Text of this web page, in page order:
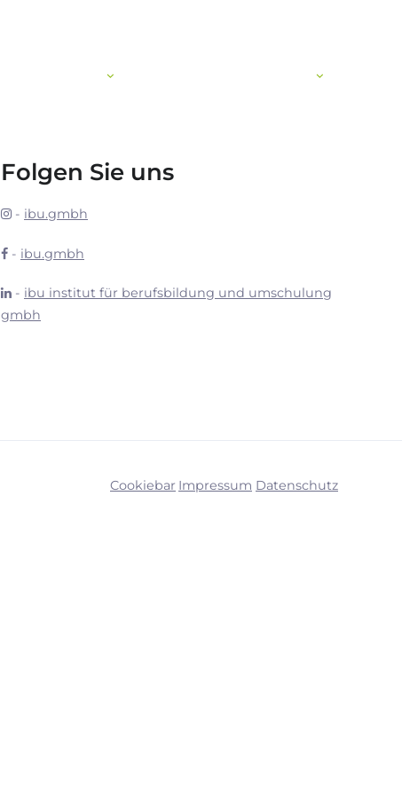
Folgen Sie uns
- ibu.gmbh
- ibu.gmbh
- ibu institut für berufsbildung und umschulung
gmbh
Impressum Datenschutz
Cookiebar